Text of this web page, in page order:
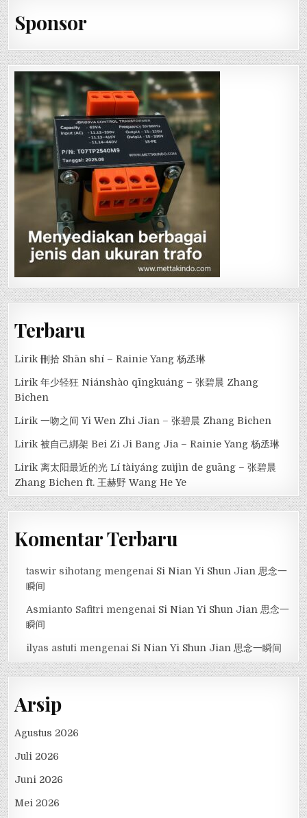
Sponsor
Terbaru
Lirik 刪拾 Shān shí – Rainie Yang 杨丞琳
Lirik 年少轻狂 Niánshào qīngkuáng – 张碧晨 Zhang
Bichen
Lirik 一吻之间 Yi Wen Zhi Jian – 张碧晨 Zhang Bichen
Lirik 被自己綁架 Bei Zi Ji Bang Jia – Rainie Yang 杨丞琳
Lirik 离太阳最近的光 Lí tàiyáng zuìjìn de guāng – 张碧晨
Zhang Bichen ft. 王赫野 Wang He Ye
Komentar Terbaru
taswir sihotang mengenai Si Nian Yi Shun Jian 思念一
瞬间
Asmianto Safitri mengenai Si Nian Yi Shun Jian 思念一
瞬间
ilyas astuti mengenai Si Nian Yi Shun Jian 思念一瞬间
Arsip
Agustus 2026
Juli 2026
Juni 2026
Mei 2026